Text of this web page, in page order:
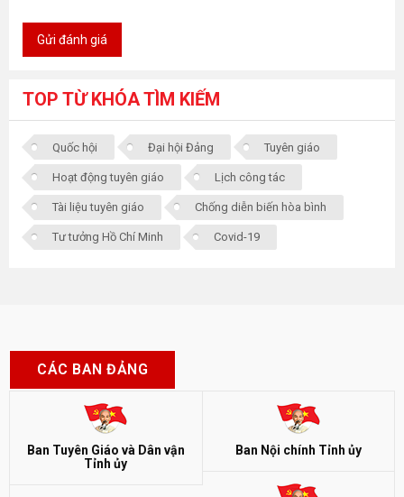
Gửi đánh giá
TOP TỪ KHÓA TÌM KIẾM
Quốc hội Đại hội Đảng Tuyên giáo
Hoạt động tuyên giáo Lịch công tác
Tài liệu tuyên giáo Chống diễn biến hòa bình
Tư tưởng Hồ Chí Minh Covid-19
CÁC BAN ĐẢNG
Ban Tuyên Giáo và Dân vận
Tỉnh ủy
Ban Nội chính Tỉnh ủy